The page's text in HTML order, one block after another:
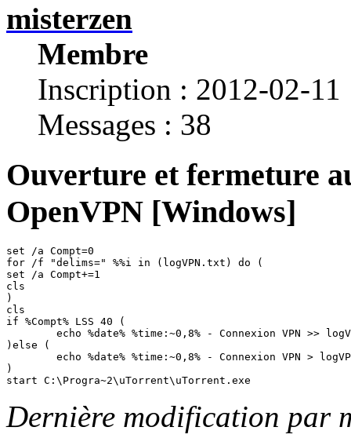
misterzen
Membre
Inscription : 2012-02-11
Messages : 38
Ouverture et fermeture
OpenVPN [Windows]
set /a Compt=0
for /f "delims=" %%i in (logVPN.txt) do (
set /a Compt+=1
cls
)
cls
if %Compt% LSS 40 (
)else (
)
start C:\Progra~2\uTorrent\uTorrent.exe
Dernière modification par